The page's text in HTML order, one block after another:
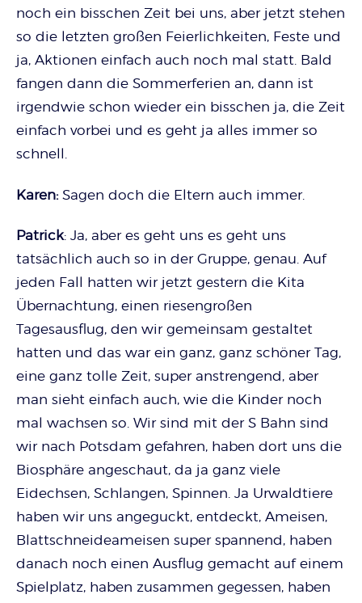
noch ein bisschen Zeit bei uns, aber jetzt stehen
so die letzten großen Feierlichkeiten, Feste und
ja, Aktionen einfach auch noch mal statt. Bald
fangen dann die Sommerferien an, dann ist
irgendwie schon wieder ein bisschen ja, die Zeit
einfach vorbei und es geht ja alles immer so
schnell.
Karen: Sagen doch die Eltern auch immer.
Patrick: Ja, aber es geht uns es geht uns
tatsächlich auch so in der Gruppe, genau. Auf
jeden Fall hatten wir jetzt gestern die Kita
Übernachtung, einen riesengroßen
Tagesausflug, den wir gemeinsam gestaltet
hatten und das war ein ganz, ganz schöner Tag,
eine ganz tolle Zeit, super anstrengend, aber
man sieht einfach auch, wie die Kinder noch
mal wachsen so. Wir sind mit der S Bahn sind
wir nach Potsdam gefahren, haben dort uns die
Biosphäre angeschaut, da ja ganz viele
Eidechsen, Schlangen, Spinnen. Ja Urwaldtiere
haben wir uns angeguckt, entdeckt, Ameisen,
Blattschneideameisen super spannend, haben
danach noch einen Ausflug gemacht auf einem
Spielplatz, haben zusammen gegessen, haben